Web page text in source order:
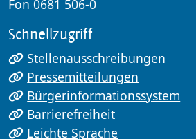
Fon 0681 506-0
Schnellzugriff
Stellenausschreibungen
Pressemitteilungen
Bürgerinformationssystem
Barrierefreiheit
Leichte Sprache